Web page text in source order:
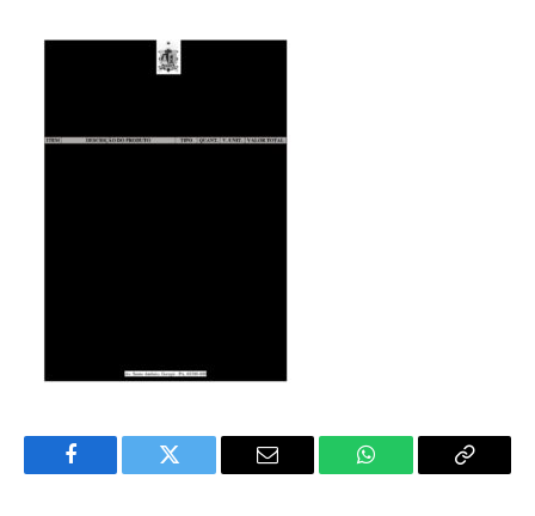
Facebook Twitter
E-
WhatsApp Copiar